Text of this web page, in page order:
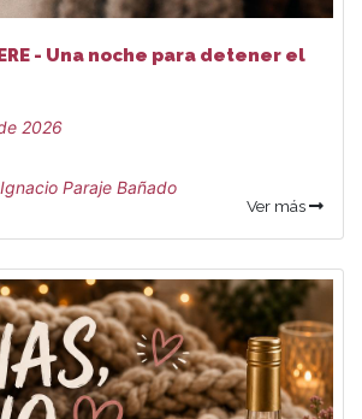
- Una noche para detener el
2026
Paraje Bañado
Ver más